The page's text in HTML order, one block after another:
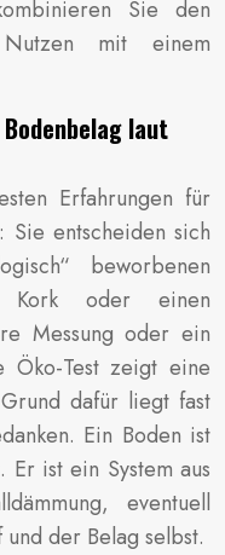
Sie den
Nutzen mit einem
laut
Erfahrungen für
Sie entscheiden sich
beworbenen
Kork oder einen
Messung oder ein
Öko-Test zeigt eine
dafür liegt fast
Ein Boden ist
ist ein System aus
eventuell
der Belag selbst.